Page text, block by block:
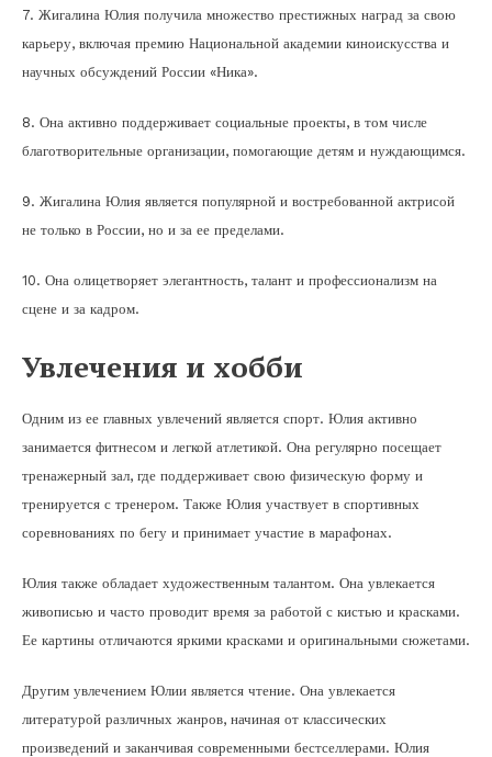
7. Жигалина Юлия получила множество престижных наград за свою
карьеру, включая премию Национальной академии киноискусства и
научных обсуждений России «Ника».
8. Она активно поддерживает социальные проекты, в том числе
благотворительные организации, помогающие детям и нуждающимся.
9. Жигалина Юлия является популярной и востребованной актрисой
не только в России, но и за ее пределами.
10. Она олицетворяет элегантность, талант и профессионализм на
сцене и за кадром.
Увлечения и хобби
Одним из ее главных увлечений является спорт. Юлия активно
занимается фитнесом и легкой атлетикой. Она регулярно посещает
тренажерный зал, где поддерживает свою физическую форму и
тренируется с тренером. Также Юлия участвует в спортивных
соревнованиях по бегу и принимает участие в марафонах.
Юлия также обладает художественным талантом. Она увлекается
живописью и часто проводит время за работой с кистью и красками.
Ее картины отличаются яркими красками и оригинальными сюжетами.
Другим увлечением Юлии является чтение. Она увлекается
литературой различных жанров, начиная от классических
произведений и заканчивая современными бестселлерами. Юлия